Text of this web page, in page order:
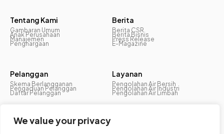
We value your privacy
Tentang Kami
Gambaran Umum
Anak Perusahaan
Manajemen
Penghargaan
Berita
Berita CSR
Berita Bisnis
Press Release
E-Magazine
Pelanggan
Skema Berlangganan
Pengaduan Pelanggan
Daftar Pelanggan
Layanan
Pengolahan Air Bersih
Pengolahan Air Industri
Pengolahan Air Limbah
Keberlanjutan